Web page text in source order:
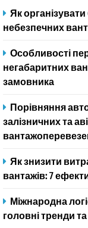
Як
небезпечних
Особливості
негабаритних
замовника
Порівняння
залізничних та
Як знизити
вантажів: 7
Міжнародна
головні тренди та